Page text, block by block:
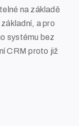
na základě
a pro
systému bez
CRM proto již